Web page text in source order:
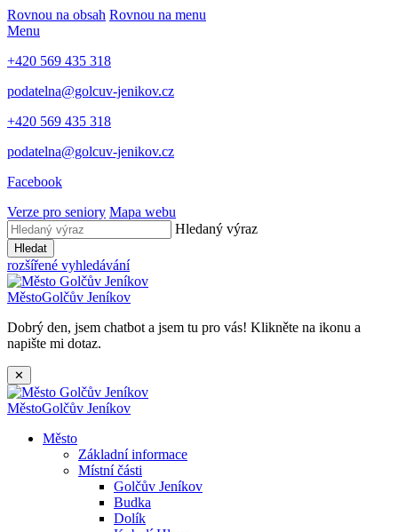
Rovnou na obsah Rovnou na menu
Menu
+420 569 435 318
podatelna@golcuv-jenikov.cz
+420 569 435 318
podatelna@golcuv-jenikov.cz
Facebook
Verze pro seniory Mapa webu
Hledaný výraz
Hledat
rozšířené vyhledávání
MěstoGolčův Jeníkov
Dobrý den, jsem chatbot a jsem tu pro vás! Klikněte na ikonu a
napište mi dotaz.
✕
MěstoGolčův Jeníkov
Město
Základní informace
Místní části
Golčův Jeníkov
Budka
Dolík